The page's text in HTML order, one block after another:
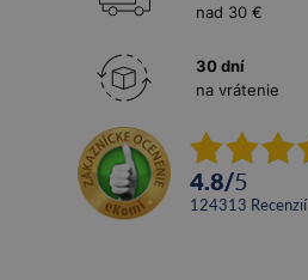
nad 30 €
30 dní
na vrátenie
4.8/5
124313 recenzií